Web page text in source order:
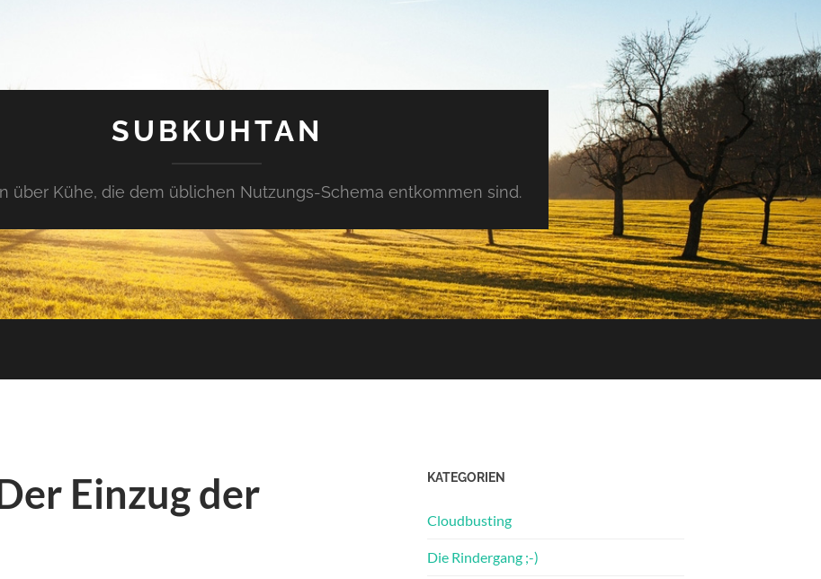
SUBKUHTAN
über Kühe, die dem üblichen Nutzungs-Schema entkommen sind.
Einzug der
KATEGORIEN
Cloudbusting
Die Rindergang ;-)